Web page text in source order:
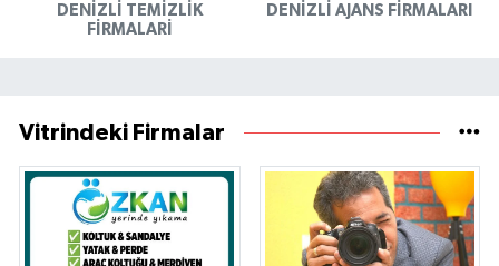
DENIZLI TEMIZLIK
FIRMALARI
DENIZLI AJANS FIRMALARI
Vitrindeki Firmalar